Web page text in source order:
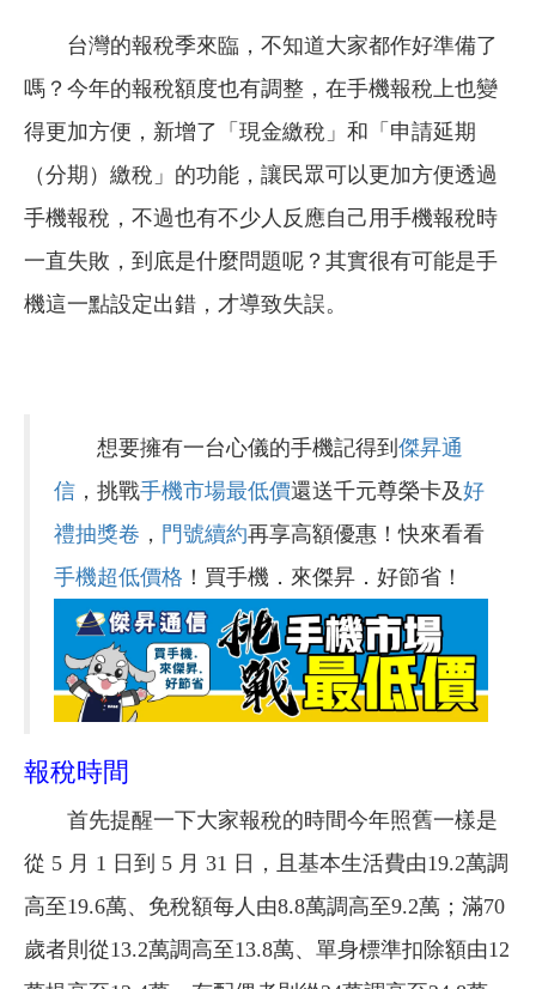
台灣的報稅季來臨，不知道大家都作好準備了
嗎？今年的報稅額度也有調整，在手機報稅上也變
得更加方便，新增了「現金繳稅」和「申請延期
（分期）繳稅」的功能，讓民眾可以更加方便透過
手機報稅，不過也有不少人反應自己用手機報稅時
一直失敗，到底是什麼問題呢？其實很有可能是手
機這一點設定出錯，才導致失誤。
想要擁有一台心儀的手機記得到 傑昇通
信 ，挑戰手機市場最低價還送千元尊榮卡及好
禮抽獎卷 ， 門號續約再享高額優惠！快來看看
手機超低價格 ！買手機．來傑昇．好節省！
報稅時間
首先提醒一下大家報稅的時間今年照舊一樣是
從 5 月 1 日到 5 月 31 日，且基本生活費由19.2萬調
高至19.6萬、免稅額每人由8.8萬調高至9.2萬；滿70
歲者則從13.2萬調高至13.8萬、單身標準扣除額由12